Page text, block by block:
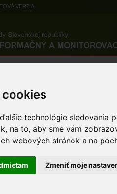
cookies
technológie sledovania
na to, aby sme vám
webových stránok a na
Zmeniť moje
VERZIA
dáta